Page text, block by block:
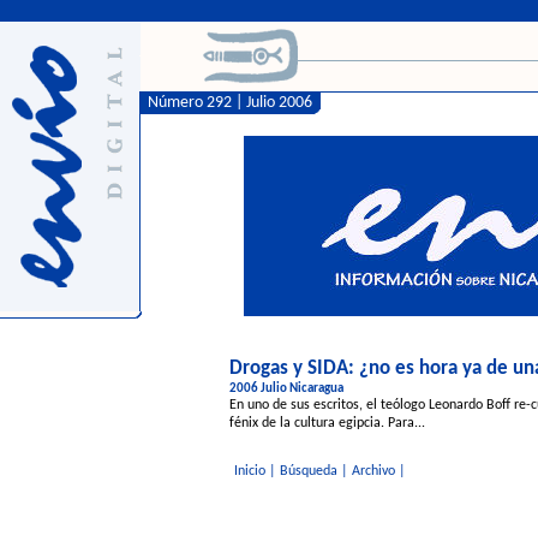
Número 292 | Julio 2006
Drogas y SIDA: ¿no es hora ya de
2006 Julio Nicaragua
En uno de sus escritos, el teólogo Leonardo Boff
fénix de la cultura egipcia. Para...
Inicio| Búsqueda Archivo|